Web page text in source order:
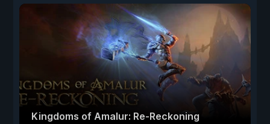
Kingdoms of Amalur: Re-Reckoning